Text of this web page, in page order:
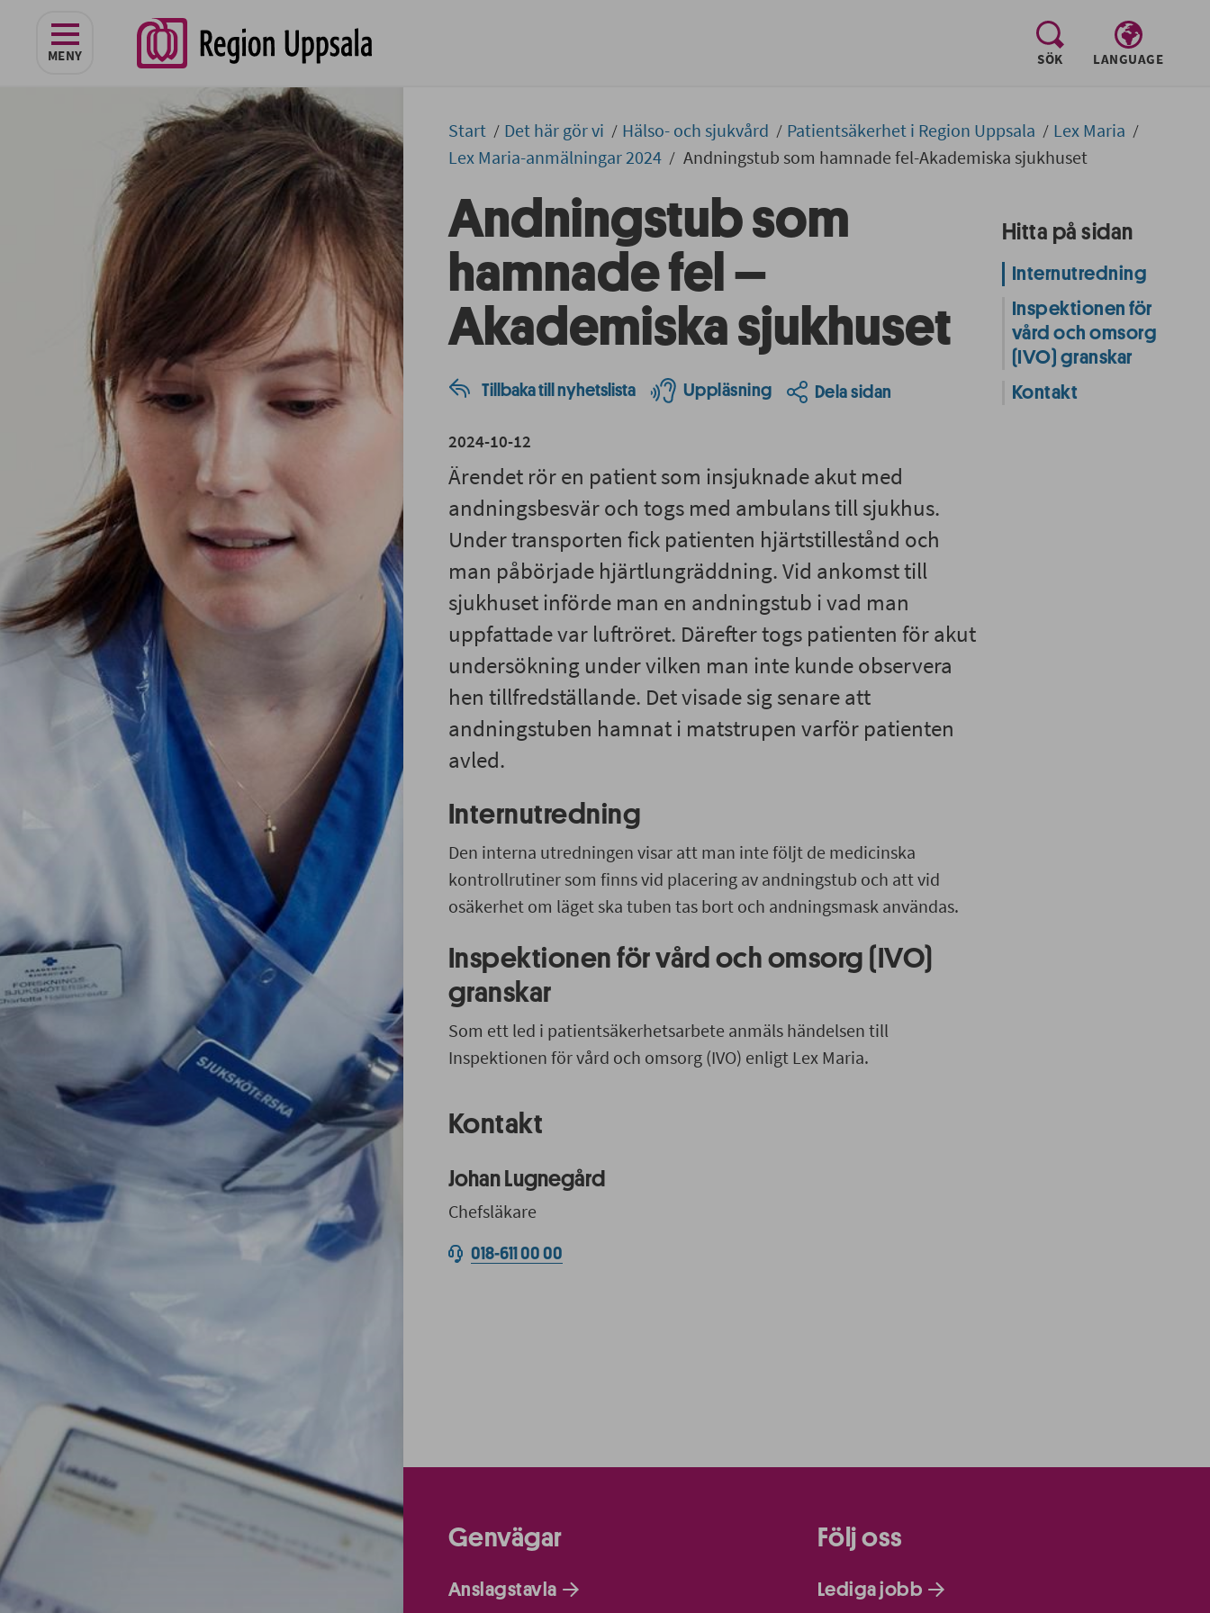
MENY
navigeringen
SÖK
, visa sökfältet
LANGUAGE
Start Det här gör vi Hälso- och sjukvård Patientsäkerhet i Region Uppsala
Lex Maria
Lex Maria-anmälningar 2024
Andningstub som hamnade fel-Akademiska sjukhuset
Andningstub som
hamnade fel –
Akademiska sjukhuset
Tillbaka till nyhetslista Uppläsning Dela sidan
2024-10-12
Ärendet rör en patient som insjuknade akut med
andningsbesvär och togs med ambulans till sjukhus.
Under transporten fick patienten hjärtstillestånd och
man påbörjade hjärtlungräddning. Vid ankomst till
sjukhuset införde man en andningstub i vad man
uppfattade var luftröret. Därefter togs patienten för akut
undersökning under vilken man inte kunde observera
hen tillfredställande. Det visade sig senare att
andningstuben hamnat i matstrupen varför patienten
avled.
Internutredning
Den interna utredningen visar att man inte följt de medicinska
kontrollrutiner som finns vid placering av andningstub och att vid
osäkerhet om läget ska tuben tas bort och andningsmask användas.
Inspektionen för vård och omsorg (IVO)
granskar
Som ett led i patientsäkerhetsarbete anmäls händelsen till
Inspektionen för vård och omsorg (IVO) enligt Lex Maria.
Kontakt
Johan Lugnegård
Chefsläkare
018-611 00 00
Hitta på sidan
Internutredning
Inspektionen för
vård och omsorg
(IVO) granskar
Kontakt
Genvägar
Anslagstavla
Följ oss
Lediga jobb